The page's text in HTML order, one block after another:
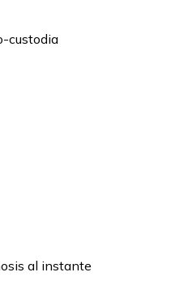
custodia
al instante